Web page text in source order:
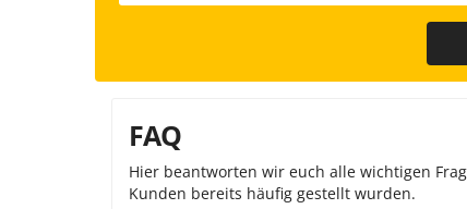
FAQ
Hier beantworten wir euch alle wichtigen
Kunden bereits häufig gestellt wurden.